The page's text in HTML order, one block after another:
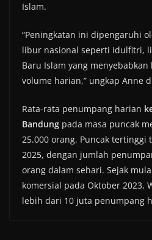
Islam.
“Peningkatan ini dipengaruhi
libur nasional seperti Idulfitri,
Baru Islam yang
volume harian,” ungkap Anne
Rata-rata penumpang harian
Bandung pada masa puncak
25.000 orang. Puncak tertinggi
2025, dengan jumlah
orang dalam sehari. Sejak
komersial pada Oktober 2023,
lebih dari 10 juta penumpang